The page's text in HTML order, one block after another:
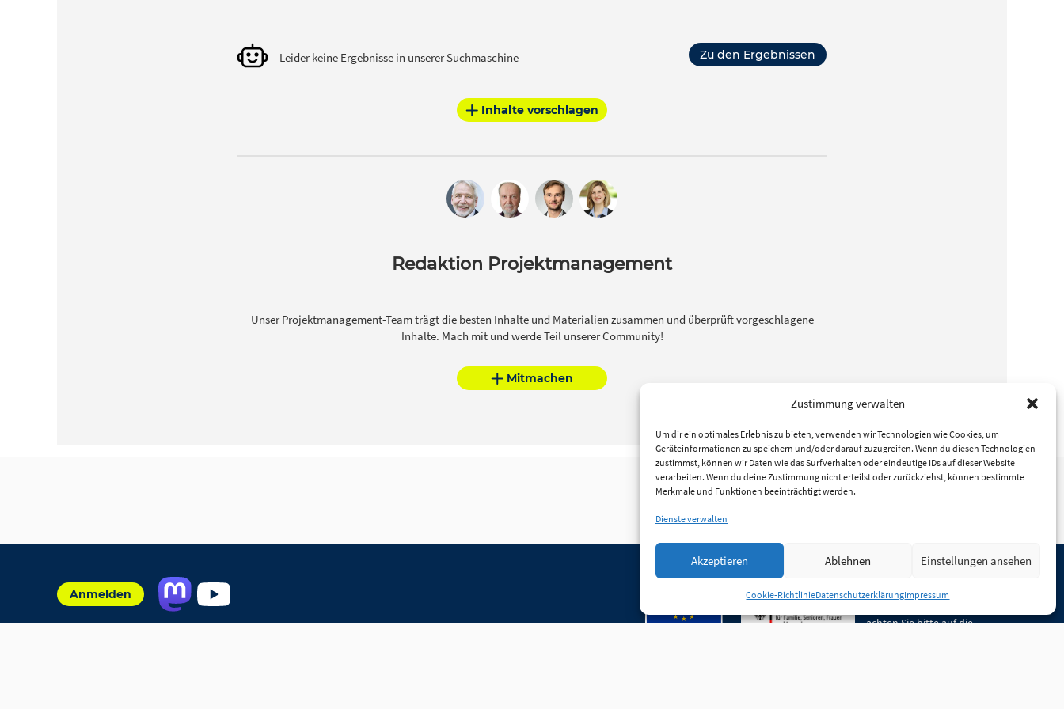
Zustimmung verwalten
Um dir ein optimales Erlebnis zu bieten, verwenden wir Technologien wie Cookies, um
Geräteinformationen zu speichern und/oder darauf zuzugreifen. Wenn du diesen Technologien
zustimmst, können wir Daten wie das Surfverhalten oder eindeutige IDs auf dieser Website
verarbeiten. Wenn du deine Zustimmung nicht erteilst oder zurückziehst, können bestimmte
Merkmale und Funktionen beeinträchtigt werden.
Dienste verwalten
Akzeptieren Ablehnen Einstellungen ansehen
Cookie-RichtlinieDatenschutzerklärungImpressum
Leider keine Ergebnisse in unserer Suchmaschine Zu den Ergebnissen
Inhalte vorschlagen
Redaktion Projektmanagement
Unser Projektmanagement-Team trägt die besten Inhalte und Materialien zusammen und überprüft vorgeschlagene
Inhalte. Mach mit und werde Teil unserer Community!
Mitmachen
Anmelden
unter der LizenzCC BY 4.0
achten Sie bitte auf die